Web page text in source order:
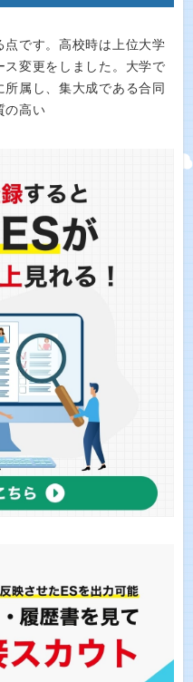
です。高校時は上位大学
変更をしました。大学で
属し、集大成である合同
の高い